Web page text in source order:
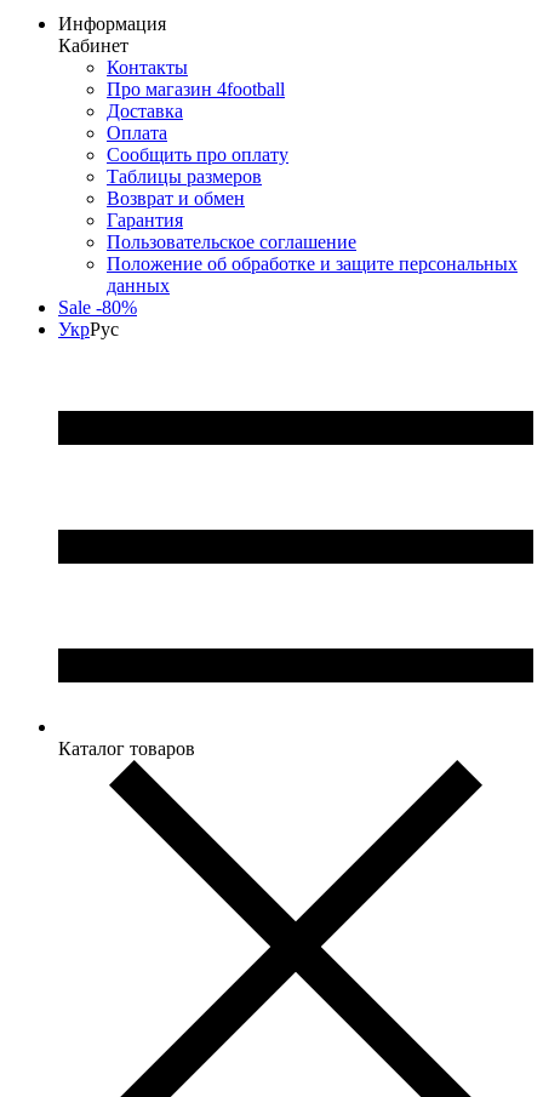
Информация
Кабинет
Контакты
Про магазин 4football
Доставка
Оплата
Сообщить про оплату
Таблицы размеров
Возврат и обмен
Гарантия
Пользовательское соглашение
Положение об обработке и защите персональных
данных
Sale -80%
УкрРус
Каталог товаров